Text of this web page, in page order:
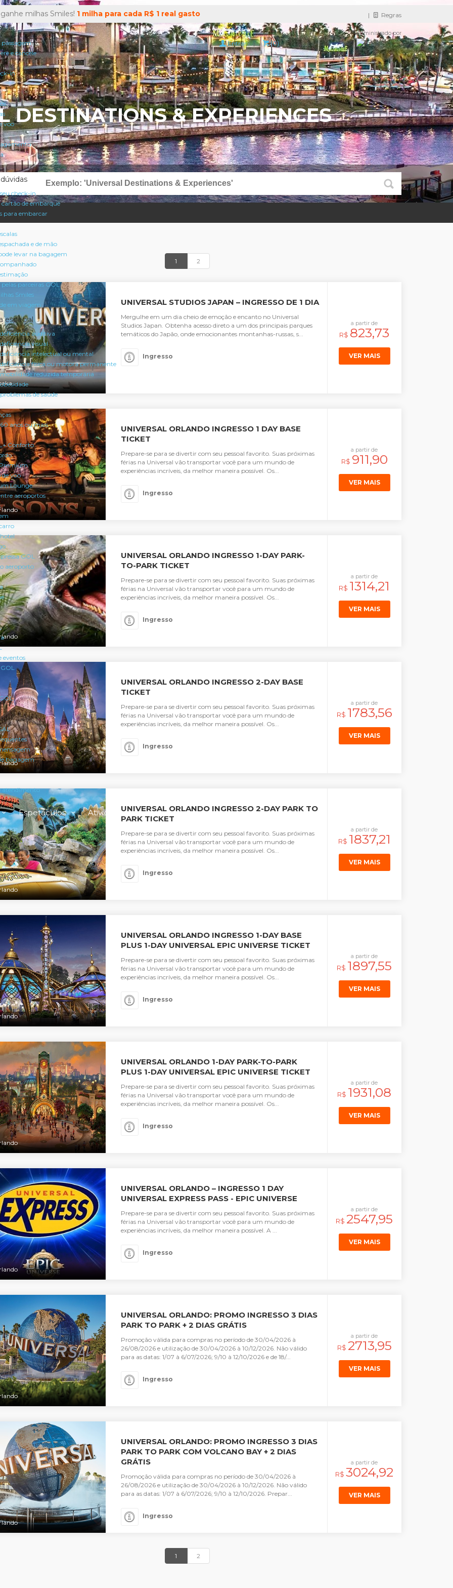
milhas Smiles! 1 milha para cada R$ 1 real gasto | Regras
e cancele
in
voo
check-in
cartão de embarque
para embarcar
e de mão
levar na bagagem
parceiras GOL
Smiles
em viagem
especial
auditiva
visual
intelectual ou mental
física ou motora permanente
mobilidade reduzida temporária
de saúde
anos ou mais
Conforto
voo
Lounge
aeroportos
GOL
aeroporto
eventos
bagagem
atendimento
Entrar | (0)
Administrado por
Espetáculos Atividades
DESTINATIONS & EXPERIENCES
1 2
UNIVERSAL STUDIOS JAPAN – INGRESSO DE 1 DIA
Mergulhe em um dia cheio de emoção e encanto no Universal
Studios Japan. Obtenha acesso direto a um dos principais parques
temáticos do Japão, onde emocionantes montanhas-russas, s...
Ingresso
a partir de
R$ 823,73
VER MAIS
UNIVERSAL ORLANDO INGRESSO 1 DAY BASE
TICKET
Prepare-se para se divertir com seu pessoal favorito. Suas próximas
férias na Universal vão transportar você para um mundo de
experiências incríveis, da melhor maneira possível. Os...
Ingresso
a partir de
R$ 911,90
VER MAIS
UNIVERSAL ORLANDO INGRESSO 1-DAY PARK-
TO-PARK TICKET
Prepare-se para se divertir com seu pessoal favorito. Suas próximas
férias na Universal vão transportar você para um mundo de
experiências incríveis, da melhor maneira possível. Os...
Ingresso
a partir de
R$ 1314,21
VER MAIS
UNIVERSAL ORLANDO INGRESSO 2-DAY BASE
TICKET
Prepare-se para se divertir com seu pessoal favorito. Suas próximas
férias na Universal vão transportar você para um mundo de
experiências incríveis, da melhor maneira possível. Os...
Ingresso
a partir de
R$ 1783,56
VER MAIS
UNIVERSAL ORLANDO INGRESSO 2-DAY PARK TO
PARK TICKET
Prepare-se para se divertir com seu pessoal favorito. Suas próximas
férias na Universal vão transportar você para um mundo de
experiências incríveis, da melhor maneira possível. Os...
Ingresso
a partir de
R$ 1837,21
VER MAIS
UNIVERSAL ORLANDO INGRESSO 1-DAY BASE
PLUS 1-DAY UNIVERSAL EPIC UNIVERSE TICKET
Prepare-se para se divertir com seu pessoal favorito. Suas próximas
férias na Universal vão transportar você para um mundo de
experiências incríveis, da melhor maneira possível. Os...
Ingresso
a partir de
R$ 1897,55
VER MAIS
UNIVERSAL ORLANDO 1-DAY PARK-TO-PARK
PLUS 1-DAY UNIVERSAL EPIC UNIVERSE TICKET
Prepare-se para se divertir com seu pessoal favorito. Suas próximas
férias na Universal vão transportar você para um mundo de
experiências incríveis, da melhor maneira possível. Os...
Ingresso
a partir de
R$ 1931,08
VER MAIS
UNIVERSAL ORLANDO – INGRESSO 1 DAY
UNIVERSAL EXPRESS PASS - EPIC UNIVERSE
Prepare-se para se divertir com seu pessoal favorito. Suas próximas
férias na Universal vão transportar você para um mundo de
experiências incríveis, da melhor maneira possível. A ...
Ingresso
a partir de
R$ 2547,95
VER MAIS
UNIVERSAL ORLANDO: PROMO INGRESSO 3 DIAS
PARK TO PARK + 2 DIAS GRÁTIS
Promoção válida para compras no período de 30/04/2026 à
26/08/2026 e utilização de 30/04/2026 à 10/12/2026. Não válido
para as datas: 1/07 à 6/07/2026; 9/10 à 12/10/2026 e de 18/...
Ingresso
a partir de
R$ 2713,95
VER MAIS
UNIVERSAL ORLANDO: PROMO INGRESSO 3 DIAS
PARK TO PARK COM VOLCANO BAY + 2 DIAS
GRÁTIS
Promoção válida para compras no período de 30/04/2026 à
26/08/2026 e utilização de 30/04/2026 à 10/12/2026. Não válido
para as datas: 1/07 à 6/07/2026; 9/10 à 12/10/2026. Prepar...
Ingresso
a partir de
R$3024,92
VER MAIS
1 2